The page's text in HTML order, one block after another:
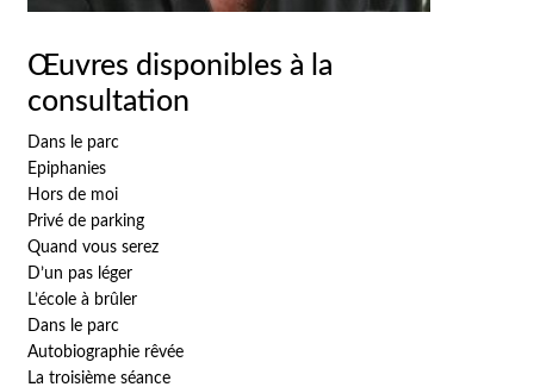
Œuvres disponibles à la
consultation
Dans le parc
Epiphanies
Hors de moi
Privé de parking
Quand vous serez
D’un pas léger
L’école à brûler
Dans le parc
Autobiographie rêvée
La troisième séance